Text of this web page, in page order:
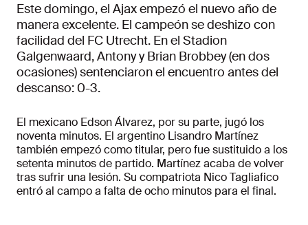
Este domingo, el Ajax empezó el nuevo año de
manera excelente. El campeón se deshizo con
facilidad del FC Utrecht. En el Stadion
Galgenwaard, Antony y Brian Brobbey (en dos
ocasiones) sentenciaron el encuentro antes del
descanso: 0-3.
El mexicano Edson Álvarez, por su parte, jugó los
noventa minutos. El argentino Lisandro Martínez
también empezó como titular, pero fue sustituido a los
setenta minutos de partido. Martínez acaba de volver
tras sufrir una lesión. Su compatriota Nico Tagliafico
entró al campo a falta de ocho minutos para el final.